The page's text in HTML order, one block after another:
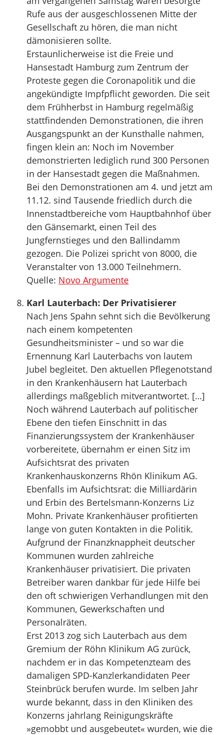
Rufe aus der ausgeschlossenen Mitte der
Gesellschaft zu hören, die man nicht
dämonisieren sollte.
Erstaunlicherweise ist die Freie und
Hansestadt Hamburg zum Zentrum der
Proteste gegen die Coronapolitik und die
angekündigte Impfpflicht geworden. Die seit
dem Frühherbst in Hamburg regelmäßig
stattfindenden Demonstrationen, die ihren
Ausgangspunkt an der Kunsthalle nahmen,
fingen klein an: Noch im November
demonstrierten lediglich rund 300 Personen
in der Hansestadt gegen die Maßnahmen.
Bei den Demonstrationen am 4. und jetzt am
11.12. sind Tausende friedlich durch die
Innenstadtbereiche vom Hauptbahnhof über
den Gänsemarkt, einen Teil des
Jungfernstieges und den Ballindamm
gezogen. Die Polizei spricht von 8000, die
Veranstalter von 13.000 Teilnehmern.
Quelle: Novo Argumente
Karl Lauterbach: Der Privatisierer
Nach Jens Spahn sehnt sich die Bevölkerung
nach einem kompetenten
Gesundheitsminister – und so war die
Ernennung Karl Lauterbachs von lautem
Jubel begleitet. Den aktuellen Pflegenotstand
in den Krankenhäusern hat Lauterbach
allerdings maßgeblich mitverantwortet. […]
Noch während Lauterbach auf politischer
Ebene den tiefen Einschnitt in das
Finanzierungssystem der Krankenhäuser
vorbereitete, übernahm er einen Sitz im
Aufsichtsrat des privaten
Krankenhauskonzerns Rhön Klinikum AG.
Ebenfalls im Aufsichtsrat: die Milliardärin
und Erbin des Bertelsmann-Konzerns Liz
Mohn. Private Krankenhäuser profitierten
lange von guten Kontakten in die Politik.
Aufgrund der Finanzknappheit deutscher
Kommunen wurden zahlreiche
Krankenhäuser privatisiert. Die privaten
Betreiber waren dankbar für jede Hilfe bei
den oft schwierigen Verhandlungen mit den
Kommunen, Gewerkschaften und
Personalräten.
Erst 2013 zog sich Lauterbach aus dem
Gremium der Röhn Klinikum AG zurück,
nachdem er in das Kompetenzteam des
damaligen SPD-Kanzlerkandidaten Peer
Steinbrück berufen wurde. Im selben Jahr
wurde bekannt, dass in den Kliniken des
Konzerns jahrlang Reinigungskräfte
»gemobbt und ausgebeutet« wurden, wie die